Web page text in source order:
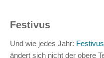
Festivus
Und wie jedes Jahr: Festivus
ändert sich nicht der obere